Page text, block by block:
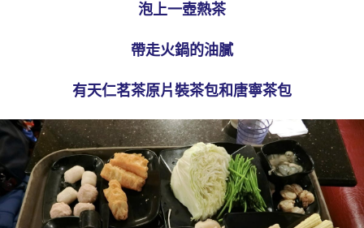
泡上一壺熱茶
帶走火鍋的油膩
有天仁茗茶原片裝茶包和唐寧茶包